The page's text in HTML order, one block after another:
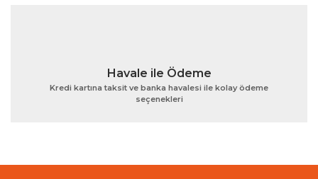
Havale ile Ödeme
Kredi kartına taksit ve banka havalesi ile kolay ödeme
seçenekleri